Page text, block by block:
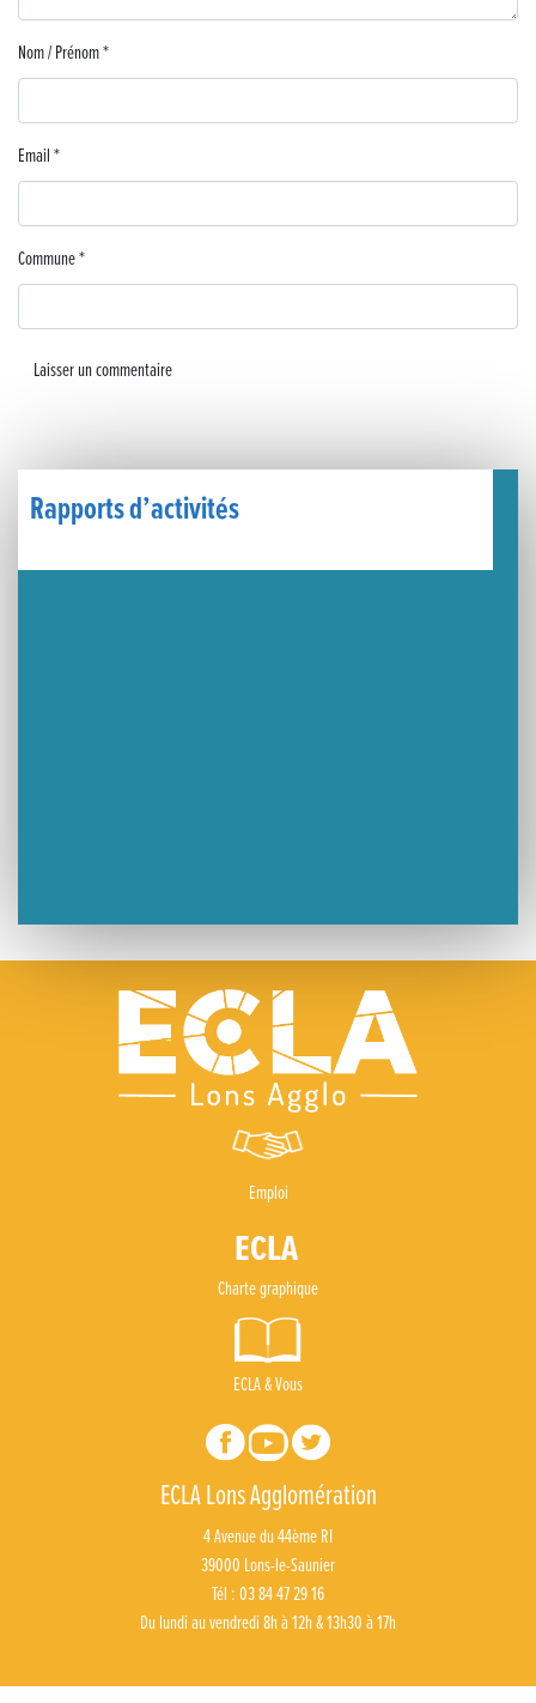
Carton plein pour la Jog’in Music
Victoire pour Lons-le-Saunier !
Lutter contre la prolifération du moustique tigre sur le territoire d’ECLA
Une belle journée de découverte pour les élèves de Poligny !
🇫🇷✨ Cérémonie de la Victoire du 8 mai
BOCA no BECO pour le lancement du Couleurs Jazz Festival !
Concours Hippique de Saut d’Obstacles
Rapports d’activités
Nom / Prénom*
Email*
Commune*
Emploi
Charte graphique
ECLA & Vous
ECLA Lons Agglomération
4 Avenue du 44ème RI
39000 Lons-le-Saunier
Tél : 03 84 47 29 16
Du lundi au vendredi 8h à 12h & 13h30 à 17h